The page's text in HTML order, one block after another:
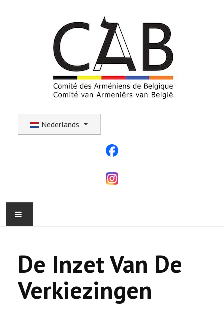
Nederlands
ACTUALITEIT
GEMEENSCHAP
De Inzet Van De
Verkiezingen